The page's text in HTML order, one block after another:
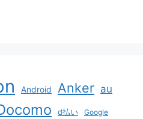
Android Anker au
d払い Google